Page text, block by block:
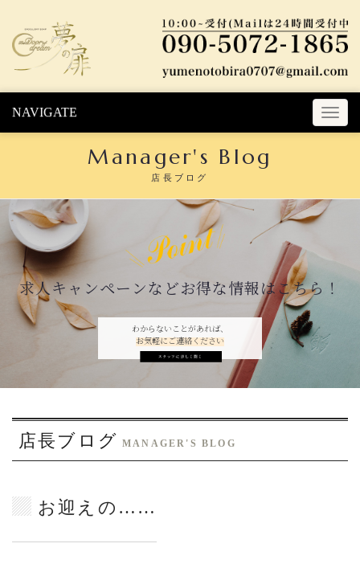
T
o
e
g
NAVIGATE
Manager's Blog
店長ブログ
わからないことがあれば、
お気軽にご連絡ください
求人キャンペーンなどお得な情報はこちら！
店長ブログ MANAGER'S BLOG
お迎えの……